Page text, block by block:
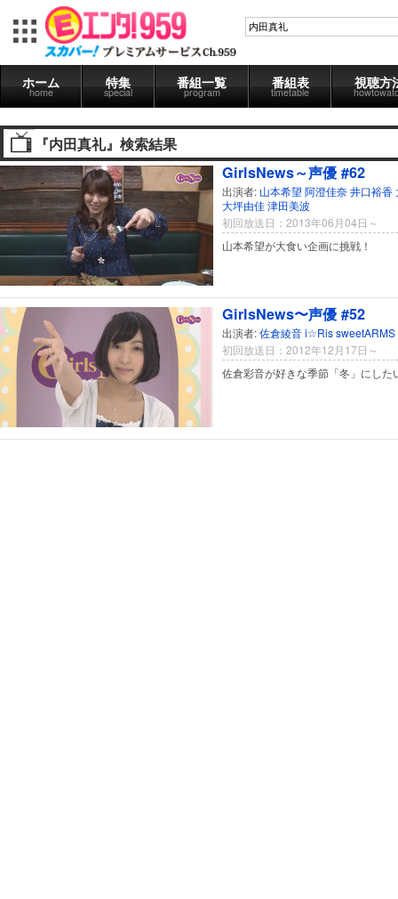
ホーム
home
特集
special
番組一覧
program
番組表
timetable
視聴方
『内田真礼』検索結果
GirlsNews～声優 #62
出演者: 山本希望 阿澄佳奈井口裕香
大坪由佳津田美波
初回放送日：2013年06月04日～
山本希望が大食い企画に挑戦！
GirlsNews〜声優 #52
出演者:佐倉綾音i☆RissweetARMS
初回放送日：2012年12月17日～
佐倉彩音が好きな季節「冬」にした